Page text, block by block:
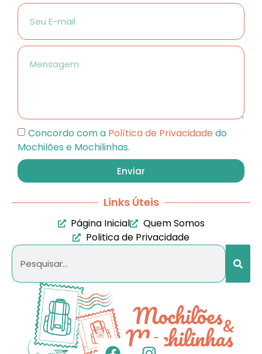
Concordo com a Política de Privacidade do
Mochilões e Mochilinhas.
Enviar
Links Úteis
Página Inicial
Quem Somos
Politica de Privacidade